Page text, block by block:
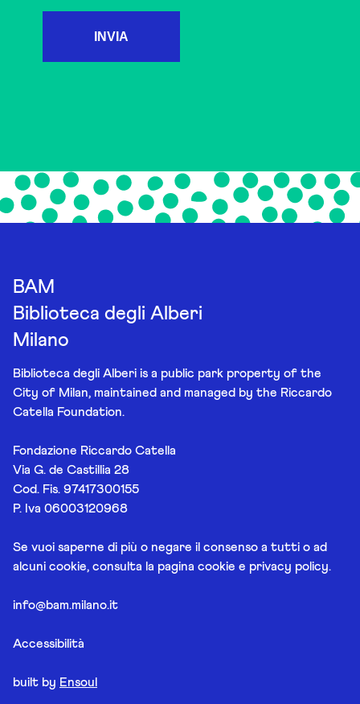
INVIA
BAM
Biblioteca degli Alberi
Milano
Biblioteca degli Alberi is a public park property of the
City of Milan, maintained and managed by the Riccardo
Catella Foundation.
Fondazione Riccardo Catella
Via G. de Castillia 28
Cod. Fis. 97417300155
P. Iva 06003120968
Se vuoi saperne di più o negare il consenso a tutti o ad
alcuni cookie, consulta la pagina cookie e privacy policy.
info@bam.milano.it
Accessibilità
built by Ensoul